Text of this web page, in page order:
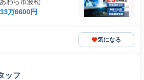
万6600円
気になる
ッフ